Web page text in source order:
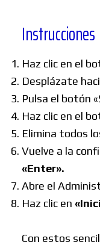
Instrucciones
Haz clic en el
Desplázate
Pulsa el botón
Haz clic en el
Elimina todos
Vuelve a la
«Enter».
Abre el
Haz clic en
Con estos